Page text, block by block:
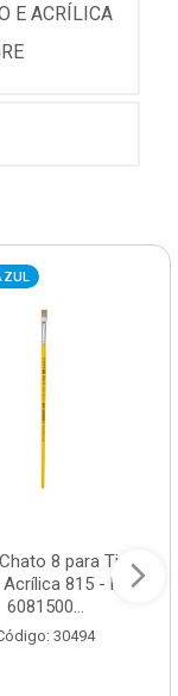
E ACRÍLICA
8 para Tinta
Acrílica 815 - Ref.
6081500...
30494